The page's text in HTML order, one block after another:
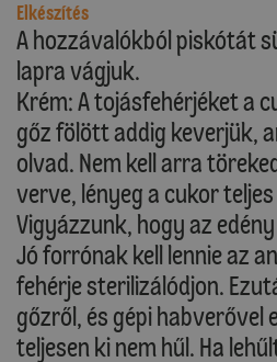
Elkészítés
A hozzávalókból piskótát
lapra vágjuk.
Krém: A tojásfehérjéket a
gőz fölött addig keverjük,
olvad. Nem kell arra
verve, lényeg a cukor
Vigyázzunk, hogy az
Jó forrónak kell lennie az
fehérje sterilizálódjon.
gőzről, és gépi habverővel
teljesen ki nem hűl. Ha